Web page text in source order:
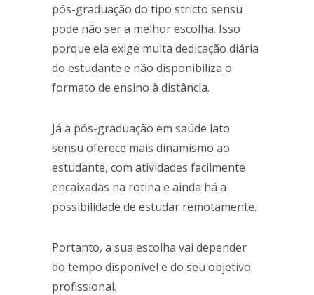
pós-graduação do tipo stricto sensu
pode não ser a melhor escolha. Isso
porque ela exige muita dedicação diária
do estudante e não disponibiliza o
formato de ensino à distância.
Já a pós-graduação em saúde lato
sensu oferece mais dinamismo ao
estudante, com atividades facilmente
encaixadas na rotina e ainda há a
possibilidade de estudar remotamente.
Portanto, a sua escolha vai depender
do tempo disponível e do seu objetivo
profissional.